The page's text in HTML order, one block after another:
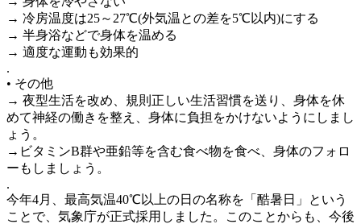
→ 冷房温度は25～27℃(外気温との差を5℃以内)にする
→ 半身浴などで身体を温める
→ 適度な運動も効果的
.
• その他
→ 夜型生活を改め、規則正しい生活習慣を送り、身体を休
めて神経の働きを整え、身体に負担をかけないようにしまし
ょう。
→ビタミンB群や亜鉛等を含む食べ物を食べ、身体のフォロ
ーもしましょう。
.
今年4月、最高気温40℃以上の日の名称を「酷暑日」という
ことで、気象庁が正式採用しました。このことからも、今後